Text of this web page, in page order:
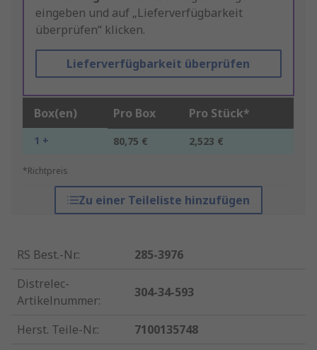
eingeben und auf „Lieferverfügbarkeit
überprüfen“ klicken.
Lieferverfügbarkeit überprüfen
Box(en) Pro Box Pro Stück*
1 + 80,75 € 2,523 €
*Richtpreis
Zu einer Teileliste hinzufügen
RS Best.-Nr.:
285-3976
Distrelec-
Artikelnummer:
304-34-593
Herst. Teile-Nr.:
7100135748